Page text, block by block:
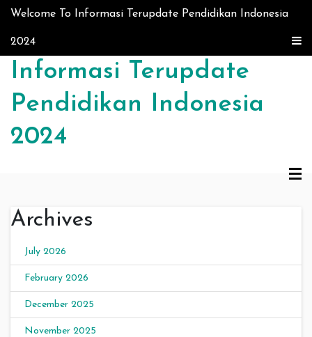
Skip to content
Welcome To Informasi Terupdate Pendidikan Indonesia
2024
Informasi Terupdate
Pendidikan Indonesia
2024
Archives
July 2026
February 2026
December 2025
November 2025